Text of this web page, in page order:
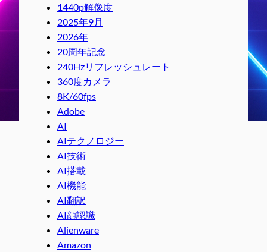
1440p解像度
2025年9月
2026年
20周年記念
240Hzリフレッシュレート
360度カメラ
8K/60fps
Adobe
AI
AIテクノロジー
AI技術
AI搭載
AI機能
AI翻訳
AI顔認識
Alienware
Amazon